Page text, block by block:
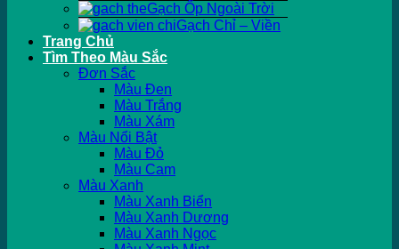
Gạch Ốp Ngoài Trời
Gạch Chỉ – Viền
Trang Chủ
Tìm Theo Màu Sắc
Đơn Sắc
Màu Đen
Màu Trắng
Màu Xám
Màu Nổi Bật
Màu Đỏ
Màu Cam
Màu Xanh
Màu Xanh Biển
Màu Xanh Dương
Màu Xanh Ngọc